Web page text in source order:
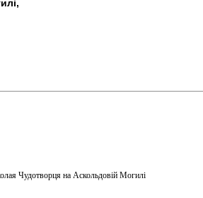
Чудотворця на Аскольдовій Могилі